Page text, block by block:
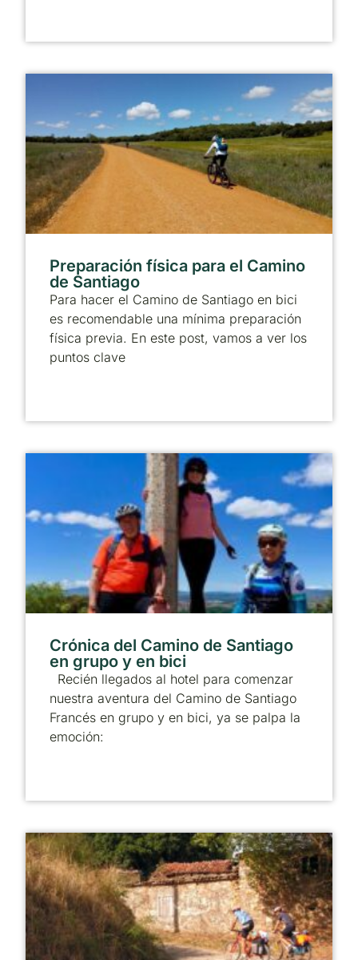
Preparación física para el Camino
de Santiago
Para hacer el Camino de Santiago en bici
es recomendable una mínima preparación
física previa. En este post, vamos a ver los
puntos clave
Crónica del Camino de Santiago
en grupo y en bici
Recién llegados al hotel para comenzar
nuestra aventura del Camino de Santiago
Francés en grupo y en bici, ya se palpa la
emoción: